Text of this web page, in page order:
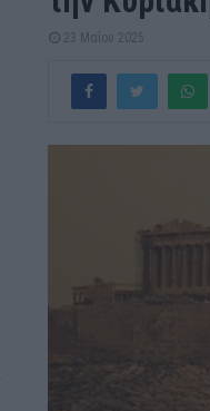
23 Μαΐου 2025